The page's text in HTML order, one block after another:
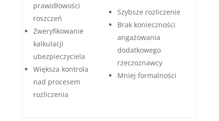
prawidłowości
roszczeń
Zweryfikowanie
kalkulacji
ubezpieczyciela
Większa kontrola
nad procesem
rozliczenia
Szybsze rozliczenie
Brak konieczności
angażowania
dodatkowego
rzeczoznawcy
Mniej formalności